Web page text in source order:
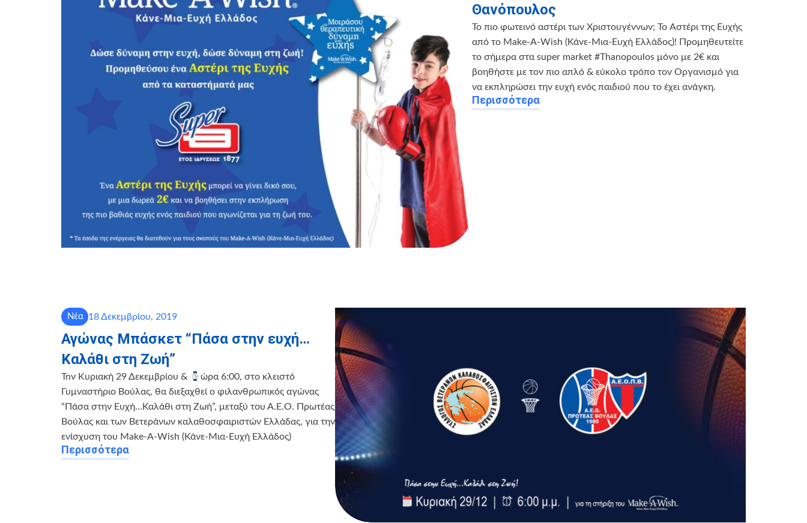
Θανόπουλος
To πιο φωτεινό αστέρι των Χριστουγέννων; To Αστέρι της Ευχής
από το Make-A-Wish (Κάνε-Μια-Ευχή Ελλάδος)! Προμηθευτείτε
το σήμερα στα super market #Thanopoulos μόνο με 2€ και
βοηθήστε με τον πιο απλό & εύκολο τρόπο τον Οργανισμό για
να εκπληρώσει την ευχή ενός παιδιού που το έχει ανάγκη.
Περισσότερα
Νέα 18 Δεκεμβρίου, 2019
Αγώνας Μπάσκετ “Πάσα στην ευχή…
Καλάθι στη Ζωή”
Tnν Κυριακή 29 Δεκεμβρίου &
ώρα 6:00, στο κλειστό
Γυμναστήριο Βούλας, θα διεξαχθεί ο φιλανθρωπικός αγώνας
“Πάσα στην Ευχή…Καλάθι στη Ζωή”, μεταξύ του Α.Ε.Ο. Πρωτέας
Βούλας και των Βετεράνων καλαθοσφαιριστών Ελλάδας, για την
ενίσχυση του Make-A-Wish (Κάνε-Μια-Ευχή Ελλάδος)
Περισσότερα